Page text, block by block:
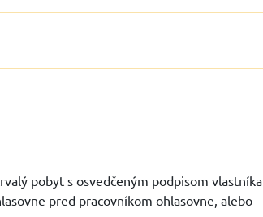
pobyt s osvedčeným podpisom vlastníka
pred pracovníkom ohlasovne, alebo